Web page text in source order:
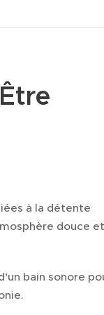
à la détente
douce et
bain sonore